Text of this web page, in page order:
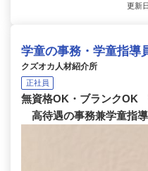
更新
学童の事務・学童指導
クズオカ人材紹介所
正社員
無資格OK・ブランクOK
高待遇の事務兼学童指